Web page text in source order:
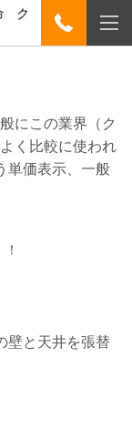
ク
にこの業界（ク
く比較に使われ
単価表示、一般
壁と天井を張替